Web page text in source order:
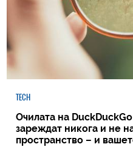
TECH
Очилата на
зареждат никога и не
пространство – и